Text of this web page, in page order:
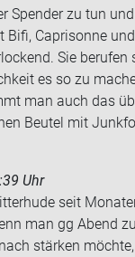
Spen­der zu tun
Bifi, Ca­pri­son­ne
Sie be­ru­fen
es so zu
man auch das
Beu­tel mit
Uhr
seit
man gg Abend
stär­ken